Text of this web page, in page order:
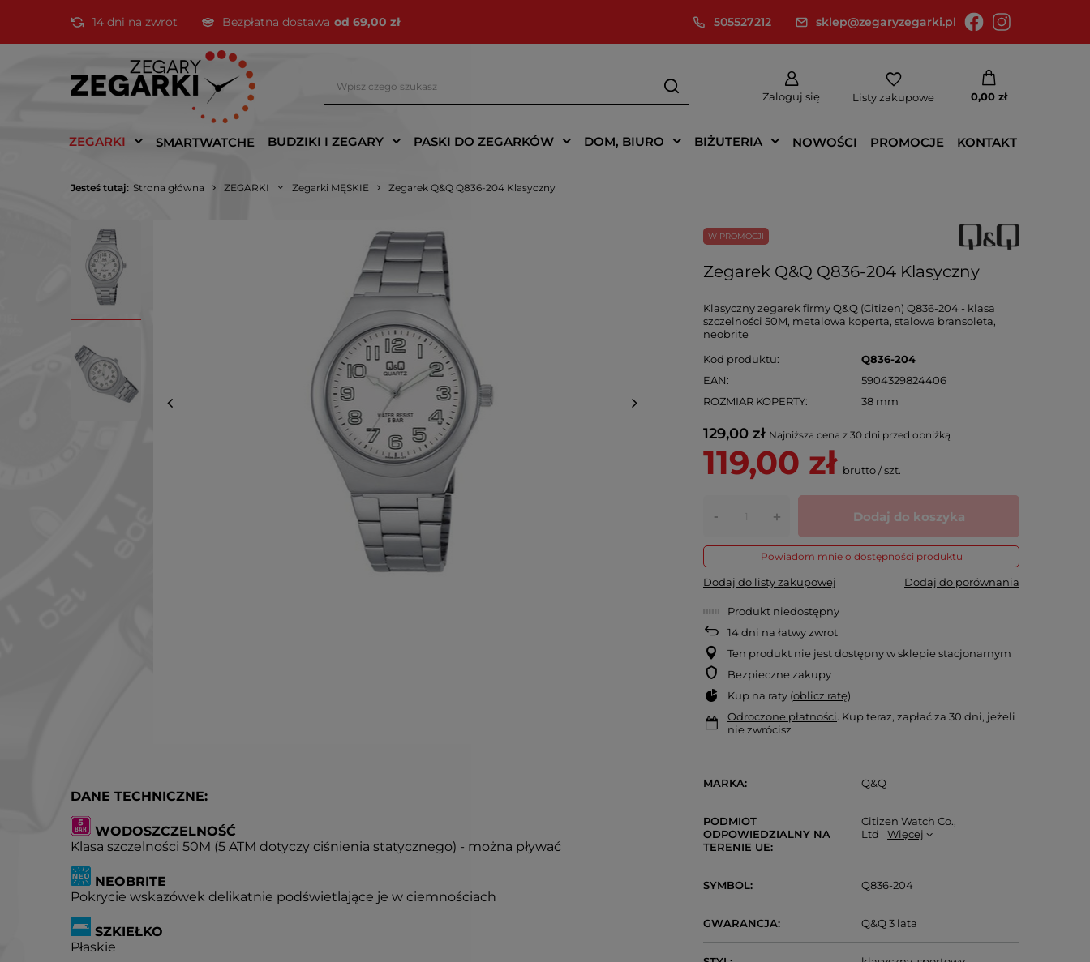
14 dni na zwrot Bezpłatna dostawa od 69,00 zł 505527212 sklep@zegaryzegarki.pl
Zaloguj się Listy zakupowe 0,00 zł
ZEGARKI SMARTWATCHE BUDZIKI I ZEGARY PASKI DO ZEGARKÓW DOM, BIURO BIŻUTERIA NOWOŚCI PROMOCJE KONTAKT
Jesteś tutaj: Strona główna ZEGARKI Zegarki MĘSKIE Zegarek Q&Q Q836-204 Klasyczny
W PROMOCJI
Zegarek Q&Q Q836-204 Klasyczny
Klasyczny zegarek firmy Q&Q (Citizen) Q836-204 - klasa
szczelności 50M, metalowa koperta, stalowa bransoleta,
neobrite
Kod produktu
Q836-204
EAN
5904329824406
ROZMIAR KOPERTY
38 mm
129,00 zł Najniższa cena z 30 dni przed obniżką
119,00 zł brutto/szt.
- + Dodaj do koszyka
Powiadom mnie o dostępności produktu
Dodaj do listy zakupowej Dodaj do porównania
Produkt niedostępny
14dni na łatwy zwrot
Ten produkt nie jest dostępny w sklepie stacjonarnym
Bezpieczne zakupy
Kup na raty (oblicz ratę)
Odroczone płatności. Kup teraz, zapłać za 30 dni, jeżeli
nie zwrócisz
DANE TECHNICZNE:
WODOSZCZELNOŚĆ
Klasa szczelności 50M (5 ATM dotyczy ciśnienia statycznego) - można pływać
NEOBRITE
Pokrycie wskazówek delikatnie podświetlające je w ciemnościach
SZKIEŁKO
Płaskie
MARKA Q&Q
PODMIOT
ODPOWIEDZIALNY NA
TERENIE UE
Citizen Watch Co.,
Ltd
Więcej
SYMBOL Q836-204
GWARANCJA Q&Q 3 lata